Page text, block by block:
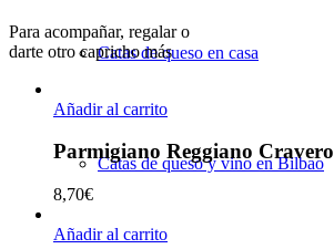
Catas de queso en casa
Catas de queso y vino en Bilbao
Para acompañar, regalar o
darte otro capricho más
Añadir al carrito
Parmigiano Reggiano Cravero
8,70€
Añadir al carrito